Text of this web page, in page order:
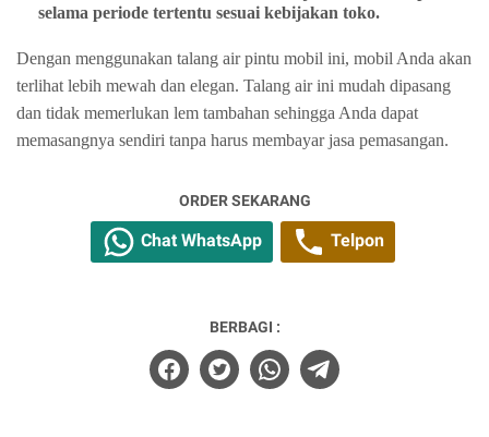
selama periode tertentu sesuai kebijakan toko.
Dengan menggunakan talang air pintu mobil ini, mobil Anda akan
terlihat lebih mewah dan elegan. Talang air ini mudah dipasang
dan tidak memerlukan lem tambahan sehingga Anda dapat
memasangnya sendiri tanpa harus membayar jasa pemasangan.
ORDER SEKARANG
Chat WhatsApp Telpon
BERBAGI :